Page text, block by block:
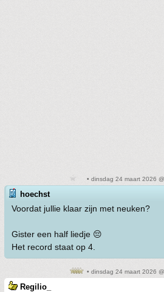
• dinsdag 24 maart 2026
hoechst
Voordat jullie klaar zijn met neuken?
Gister een half liedje 😔
Het record staat op 4.
• dinsdag 24 maart 2026
Regilio_